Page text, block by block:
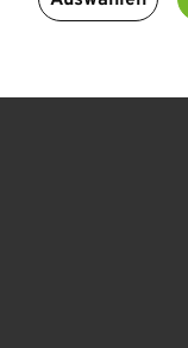
und
ein